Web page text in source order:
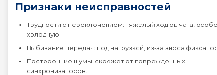
Peugeot 308
Peugeot 4008
Признаки неисправностей
Трудности с переключением: тяжелый ход рычага,
холодную.
Выбивание передач: под нагрузкой, из-за зноса
Посторонние шумы: скрежет от поврежденных
синхронизаторов.